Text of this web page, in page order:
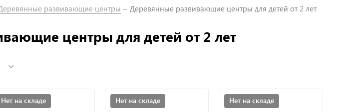
развивающие центры Деревянные развивающие центры для детей от 2 лет
центры для детей от 2 лет
Нет на складе Нет на складе Нет на складе